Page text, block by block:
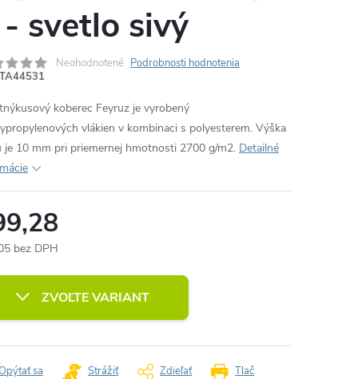
svetlo sivý
Neohodnotené Podrobnosti hodnotenia
TA44531
koberec Feyruz je vyrobený
vlákien v kombinaci s polyesterem. Výška
je 10 mm pri priemernej hmotnosti 2700 g/m2. Detailné
bez DPH
ZVOĽTE VARIANT
Tlač
sa Strážiť Zdieľať